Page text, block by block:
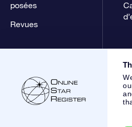
posées
Revues